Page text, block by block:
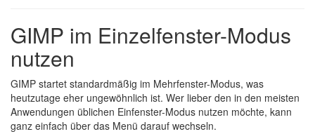
GIMP im Einzelfenster-Modus
nutzen
GIMP startet standardmäßig im Mehrfenster-Modus, was
heutzutage eher ungewöhnlich ist. Wer lieber den in den meisten
Anwendungen üblichen Einfenster-Modus nutzen möchte, kann
ganz einfach über das Menü darauf wechseln.